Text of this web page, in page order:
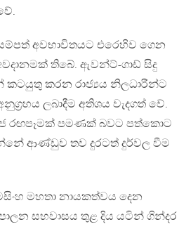
අවභාවිතයට එරෙහිව ගෙන
තිබේ. ඇවන්ට්-ගාඩ් සිදු
කටයුතු කරන රාජ්‍යය නිලධාරීන්ට
ලබාදීම අතිශය වැදගත් වේ.
රඟපෑමක් පමණක් බවට පත්කොට
ආණ්ඩුව තව දුරටත් දුර්වල වීම
මහතා නායකත්වය දෙන
සහවාසය තුළ දිය යටින් ගින්දර